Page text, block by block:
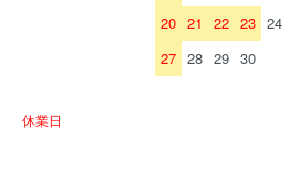
20 21 22 23 24
27 28 29 30
休業日